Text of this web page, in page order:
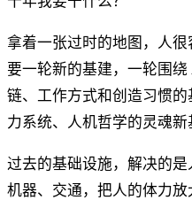
拿着一张过时的地图，人
要一轮新的基建，一轮围
链、工作方式和创造习惯
力系统、人机哲学的灵魂新
过去的基础设施，解决的是
机器、交通，把人的体力放